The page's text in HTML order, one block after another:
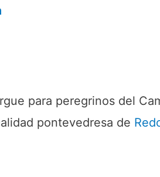
para peregrinos del
pontevedresa de